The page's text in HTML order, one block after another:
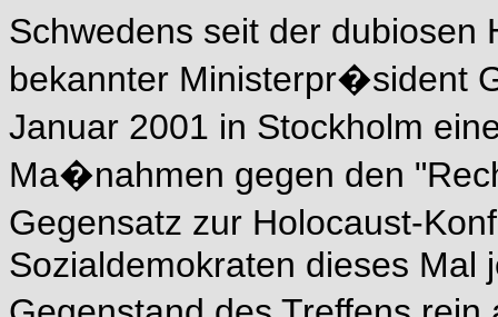
Schwedens seit der
bekannter Ministerpr�sident
Januar 2001 in Stockholm
Ma�nahmen gegen den
Gegensatz zur Holocaust-
Sozialdemokraten dieses Mal